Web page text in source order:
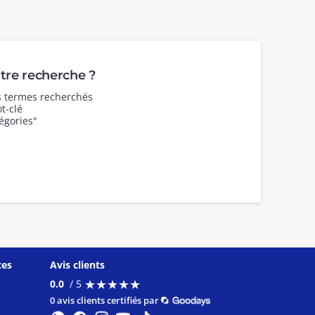
recherche ?
recherchés
clé
Avis clients
0.0 / 5 ★★★★★
★★★★★
0 avis clients certifiés par